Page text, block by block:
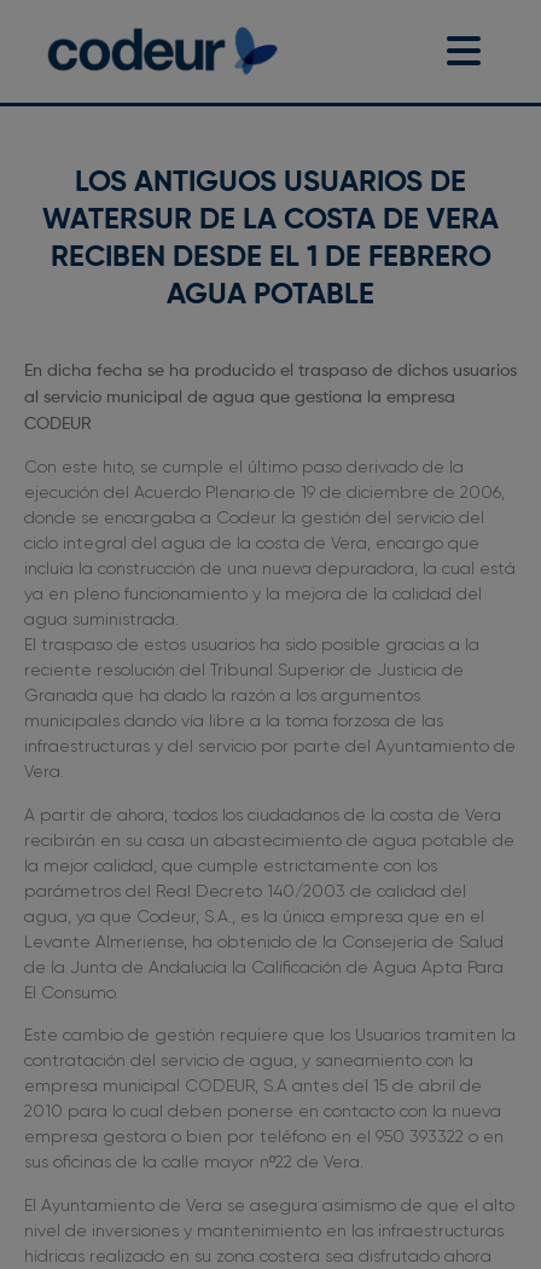
LOS ANTIGUOS USUARIOS DE
WATERSUR DE LA COSTA DE VERA
RECIBEN DESDE EL 1 DE FEBRERO
AGUA POTABLE
En dicha fecha se ha producido el traspaso de dichos usuarios
al servicio municipal de agua que gestiona la empresa
CODEUR
Con este hito, se cumple el último paso derivado de la
ejecución del Acuerdo Plenario de 19 de diciembre de 2006,
donde se encargaba a Codeur la gestión del servicio del
ciclo integral del agua de la costa de Vera, encargo que
incluía la construcción de una nueva depuradora, la cual está
ya en pleno funcionamiento y la mejora de la calidad del
agua suministrada.
El traspaso de estos usuarios ha sido posible gracias a la
reciente resolución del Tribunal Superior de Justicia de
Granada que ha dado la razón a los argumentos
municipales dando vía libre a la toma forzosa de las
infraestructuras y del servicio por parte del Ayuntamiento de
Vera.
A partir de ahora, todos los ciudadanos de la costa de Vera
recibirán en su casa un abastecimiento de agua potable de
la mejor calidad, que cumple estrictamente con los
parámetros del Real Decreto 140/2003 de calidad del
agua, ya que Codeur, S.A., es la única empresa que en el
Levante Almeriense, ha obtenido de la Consejería de Salud
de la Junta de Andalucía la Calificación de Agua Apta Para
El Consumo.
Este cambio de gestión requiere que los Usuarios tramiten la
contratación del servicio de agua, y saneamiento con la
empresa municipal CODEUR, S.A antes del 15 de abril de
2010 para lo cual deben ponerse en contacto con la nueva
empresa gestora o bien por teléfono en el 950 393322 o en
sus oficinas de la calle mayor nº22 de Vera.
El Ayuntamiento de Vera se asegura asimismo de que el alto
nivel de inversiones y mantenimiento en las infraestructuras
hídricas realizado en su zona costera sea disfrutado ahora